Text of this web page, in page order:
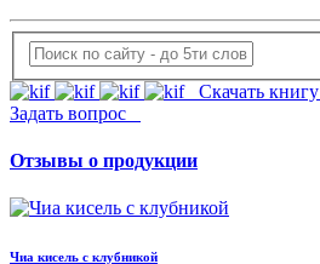
Скачать книгу
Задать вопрос
Отзывы о продукции
Чиа кисель с клубникой